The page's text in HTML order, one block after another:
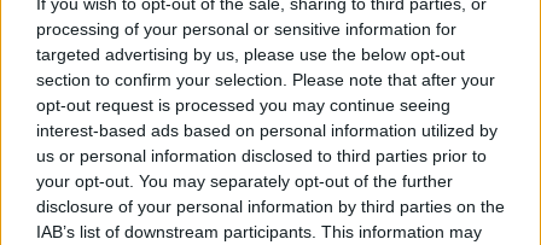
processing of your personal or sensitive information for
targeted advertising by us, please use the below opt-out
section to confirm your selection. Please note that after your
opt-out request is processed you may continue seeing
interest-based ads based on personal information utilized by
us or personal information disclosed to third parties prior to
your opt-out. You may separately opt-out of the further
disclosure of your personal information by third parties on the
IAB’s list of downstream participants. This information may
Nonostante possa sembrare al primo sguardo un
cattivo per colpa del suo aspetto vagamente
“wild”, Jason ha in realtàun cuore tenero. Ama
gli animali e ne possiede diversi: cani, serpenti,
asini e addirittura lupi.